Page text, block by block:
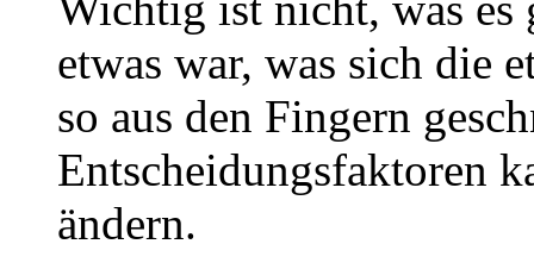
etwas war, was sich die
so aus den Fingern
Entscheidungsfaktoren
ändern.